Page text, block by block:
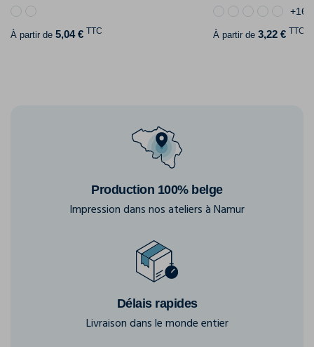
À partir de 5,04 € TTC
+16
À partir de 3,22 € TTC
Production 100% belge
Impression dans nos ateliers à Namur
Délais rapides
Livraison dans le monde entier